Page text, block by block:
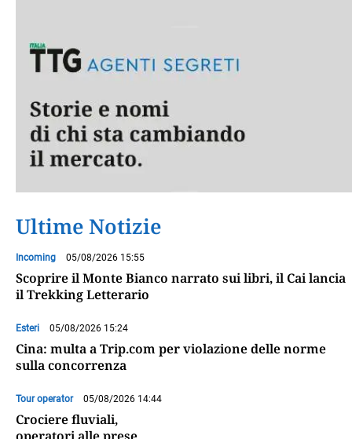
Ultime Notizie
Incoming 05/08/2026 15:55
Scoprire il Monte Bianco narrato sui libri, il Cai lancia
il Trekking Letterario
Esteri 05/08/2026 15:24
Cina: multa a Trip.com per violazione delle norme
sulla concorrenza
Tour operator 05/08/2026 14:44
Crociere fluviali,
operatori alle prese